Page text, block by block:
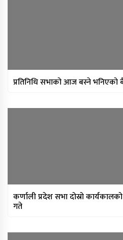
प्रतिनिधि सभाको आज बस्ने
कर्णाली प्रदेश सभा दोस्रो
गते